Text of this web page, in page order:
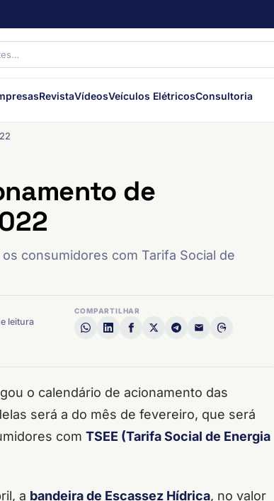
RevistaVídeosVeículos ElétricosConsultoria
de
consumidores com Tarifa Social de
leitura
COMPARTILHAR
o calendário de acionamento das
será a do mês de fevereiro, que será
com TSEE (Tarifa Social de Energia
a bandeira de Escassez Hídrica, no valor